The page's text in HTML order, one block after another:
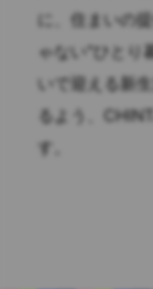
に、住まいの
ゃない"ひとり
いで迎える新
るよう、
す。